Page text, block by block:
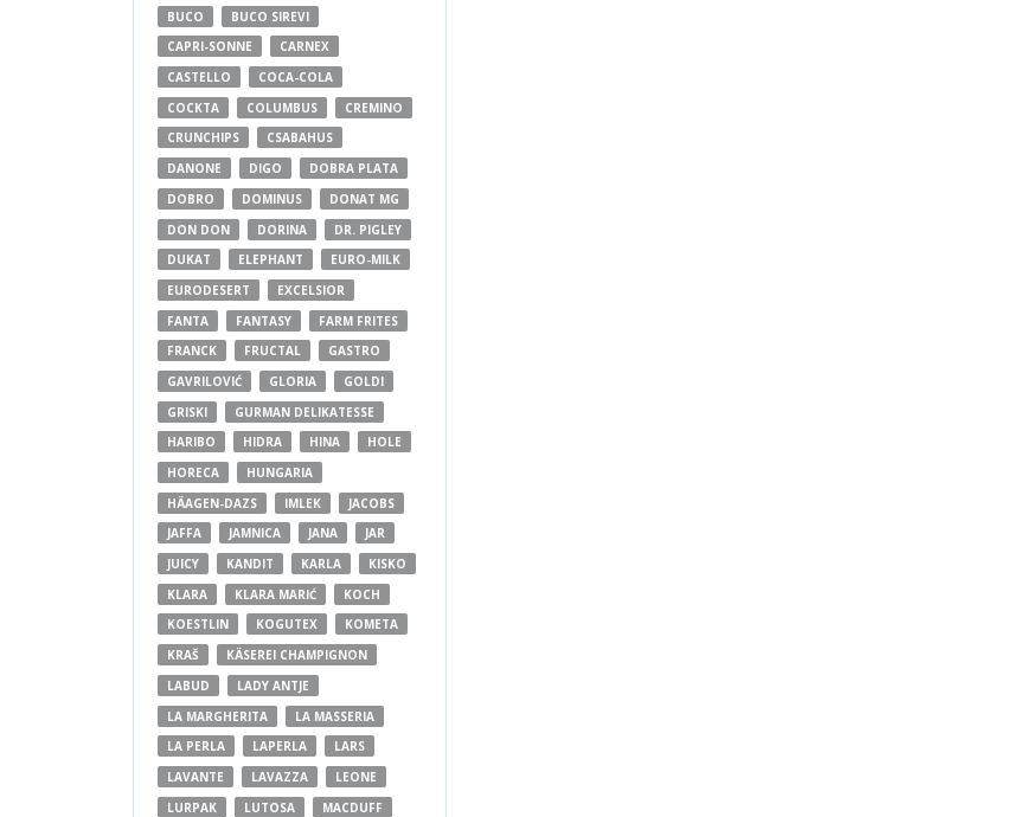
BUCO
BUCO SIREVI
CAPRI-SONNE
CARNEX
CASTELLO
COCA-COLA
COCKTA
COLUMBUS
CREMINO
CRUNCHIPS
CSABAHUS
DANONE
DIGO
DOBRA PLATA
DOBRO
DOMINUS
DONAT MG
DON DON
DORINA
DR. PIGLEY
DUKAT
ELEPHANT
EURO-MILK
EURODESERT
EXCELSIOR
FANTA
FANTASY
FARM FRITES
FRANCK
FRUCTAL
GASTRO
GAVRILOVIĆ
GLORIA
GOLDI
GRISKI
GURMAN DELIKATESSE
HARIBO
HIDRA HINA
HOLE
HORECA
HUNGARIA
HÄAGEN-DAZS
IMLEK
JACOBS
JAFFA
JAMNICA JANA
JAR
JUICY
KANDIT KARLA
KISKO
KLARA
KLARA MARIĆ
KOCH
KOESTLIN
KOGUTEX
KOMETA
KRAŠ
KÄSEREI CHAMPIGNON
LABUD
LADY ANTJE
LA MARGHERITA
LA MASSERIA
LA PERLA
LAPERLA
LARS
LAVANTE
LAVAZZA
LEONE
LURPAK
LUTOSA
MACDUFF